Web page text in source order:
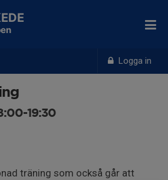
Logga in
19:30
träning som också går att